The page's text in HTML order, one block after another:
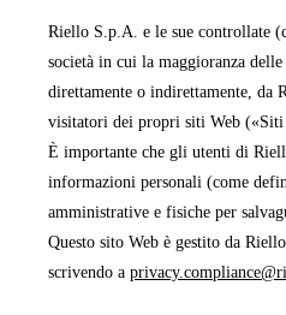
Riello S.p.A. e le sue controllate
società in cui la maggioranza
direttamente o indirettamente, da
visitatori dei propri siti Web
È importante che gli utenti di
informazioni personali (come
amministrative e fisiche per
Questo sito Web è gestito da
scrivendo a